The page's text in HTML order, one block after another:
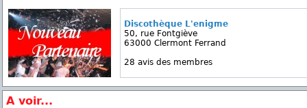
Discothèque L'enigme
50, rue Fontgiève
63000 Clermont Ferrand
28 avis des membres
A voir...